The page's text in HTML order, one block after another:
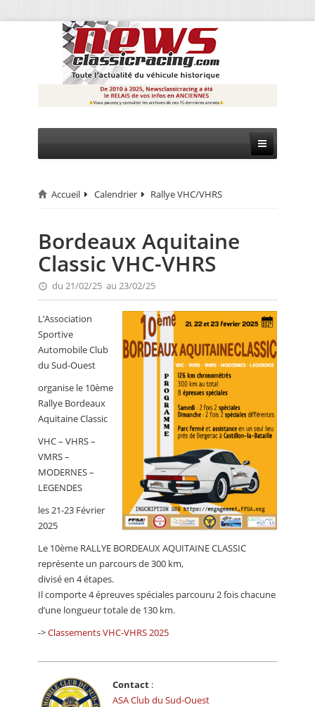
CIRCUIT
RALLYE
MONTAGNE
EVÈNEMENTS
CALENDRIER
FOCUS
ANNUAIRES
PETITES ANNONCES
Accueil Calendrier Rallye VHC/VHRS
Bordeaux Aquitaine
Classic VHC-VHRS
du 21/02/25 au 23/02/25
L’Association
Sportive
Automobile Club
du Sud-Ouest
organise le 10ème
Rallye Bordeaux
Aquitaine Classic
VHC – VHRS –
VMRS –
MODERNES –
LEGENDES
les 21-23 Février
2025
Le 10ème RALLYE BORDEAUX AQUITAINE CLASSIC
représente un parcours de 300 km,
divisé en 4 étapes.
Il comporte 4 épreuves spéciales parcouru 2 fois chacune
d’une longueur totale de 130 km.
->Classements VHC-VHRS 2025
Contact :
ASA Club du Sud-Ouest